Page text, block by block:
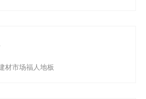
材市场福人地板